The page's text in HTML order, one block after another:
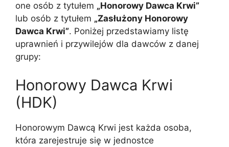
one osób z tytułem „Honorowy Dawca Krwi”
lub osób z tytułem „Zasłużony Honorowy
Dawca Krwi”. Poniżej przedstawiamy listę
uprawnień i przywilejów dla dawców z danej
grupy:
Honorowy Dawca Krwi
(HDK)
Honorowym Dawcą Krwi jest każda osoba,
która zarejestruje się w jednostce